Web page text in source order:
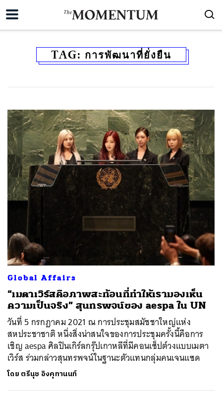
TAG: การพัฒนาที่ยั่งยืน
Global Affairs
“เมตาเวิร์สคือภาพสะท้อนที่ทำให้เรามองเห็น
ความเป็นจริง” สุนทรพจน์ของ aespa ใน UN
วันที่ 5 กรกฎาคม 2021 ณ การประชุมสมัชชาใหญ่แห่ง
สหประชาชาติ หนึ่งสิ่งน่าสนใจของการประชุมครั้งนี้คือการ
เชิญ aespa ศิลปินเกิร์ลกรุ๊ปเกาหลีที่มีคอนเซ็ปต์วงแบบเมตา
เวิร์ส ร่วมกล่าวสุนทรพจน์ในฐานะตัวแทนกลุ่มคนเจนแซด
โดย ตรีนุช อิงคุทานนท์